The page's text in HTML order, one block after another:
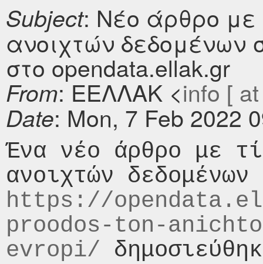
Subject: Νέο άρθρο με
ανοιχτών δεδομένων
στο opendata.ellak.gr
From: ΕΕΛΛΑΚ <info [
Date: Mon, 7 Feb 2022
Ένα νέο άρθρο με
https://
proodos-ton-
evropi/